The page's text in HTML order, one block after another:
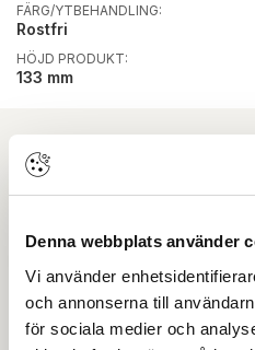
Denna webbplats använder
Vi använder
och annonserna till
för sociala medier och
FÄRG/YTBEHANDLING:
Rostfri
HÖJD PRODUKT:
133 mm
Ladda ner
Skapa inloggning, bli
beställa, se priser,